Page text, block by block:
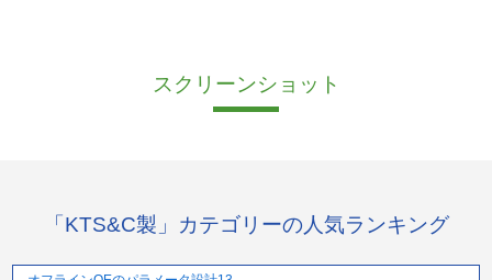
スクリーンショット
「KTS&C製」カテゴリーの人気ランキング